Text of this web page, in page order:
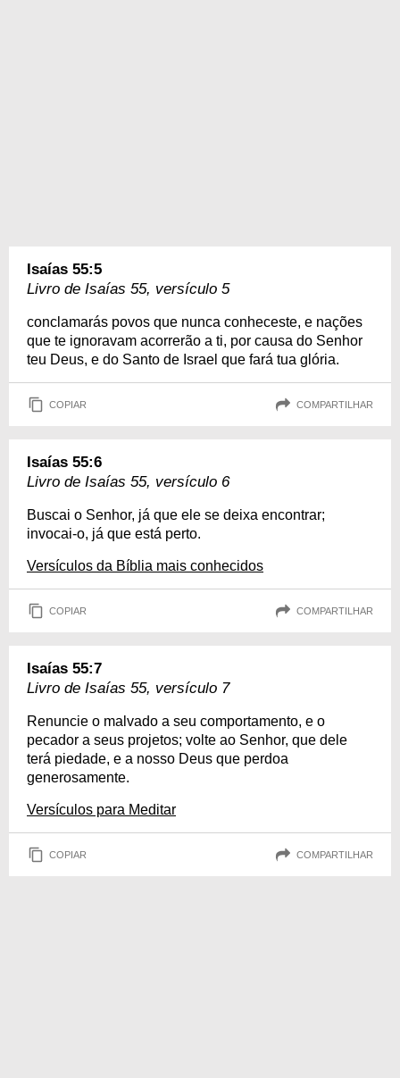
Isaías 55:5
Livro de Isaías 55, versículo 5
conclamarás povos que nunca conheceste, e nações
que te ignoravam acorrerão a ti, por causa do Senhor
teu Deus, e do Santo de Israel que fará tua glória.
COPIAR COMPARTILHAR
Isaías 55:6
Livro de Isaías 55, versículo 6
Buscai o Senhor, já que ele se deixa encontrar;
invocai-o, já que está perto.
Versículos da Bíblia mais conhecidos
COPIAR COMPARTILHAR
Isaías 55:7
Livro de Isaías 55, versículo 7
Renuncie o malvado a seu comportamento, e o
pecador a seus projetos; volte ao Senhor, que dele
terá piedade, e a nosso Deus que perdoa
generosamente.
Versículos para Meditar
COPIAR COMPARTILHAR